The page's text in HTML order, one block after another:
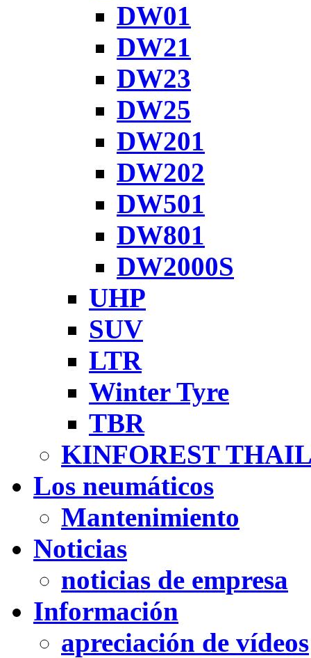
DW01
DW21
DW23
DW25
DW201
DW202
DW501
DW801
DW2000S
UHP
SUV
LTR
Winter Tyre
TBR
KINFOREST
Los neumáticos
Mantenimiento
Noticias
noticias de empresa
Información
apreciación de vídeos